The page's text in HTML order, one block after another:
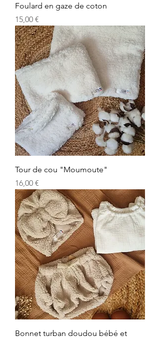
Foulard en gaze de coton
Prix
15,00 €
Tour de cou "Moumoute"
Prix
16,00 €
Bonnet turban doudou bébé et